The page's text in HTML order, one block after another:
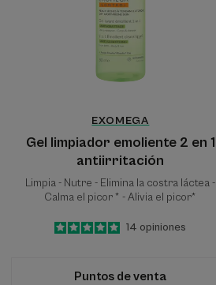
EXOMEGA
Gel limpiador emoliente 2 en 1
antiirritación
Limpia - Nutre - Elimina la costra láctea -
Calma el picor * - Alivia el picor*
5
/
5
14 opiniones
Puntos de venta